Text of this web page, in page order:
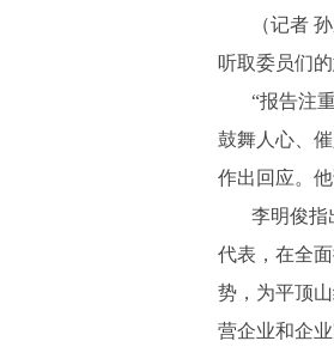
（记者
听取委员们的
“报告注
鼓舞人心、
作出回应。
李明俊指
代表，在全
势，为平顶
营企业和企